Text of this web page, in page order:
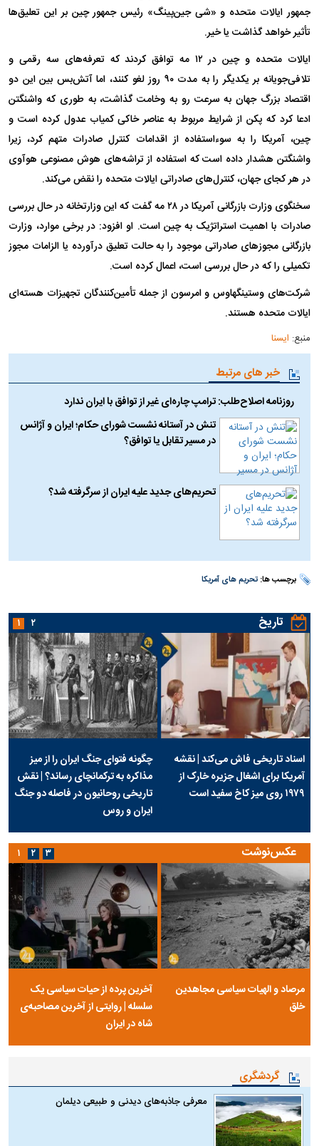
جمهور ایالات متحده و «شی جین‌پینگ» رئیس جمهور چین بر این تعلیق‌ها
تأثیر خواهد گذاشت یا خیر.
ایالات متحده و چین در ۱۲ مه توافق کردند که تعرفه‌های سه رقمی و
تلافی‌جویانه بر یکدیگر را به مدت ۹۰ روز لغو کنند، اما آتش‌بس بین این دو
اقتصاد بزرگ جهان به سرعت رو به وخامت گذاشت، به طوری که واشنگتن
ادعا کرد که پکن از شرایط مربوط به عناصر خاکی کمیاب عدول کرده است و
چین، آمریکا را به سوءاستفاده از اقدامات کنترل صادرات متهم کرد، زیرا
واشنگتن هشدار داده است که استفاده از تراشه‌های هوش مصنوعی هوآوی
در هر کجای جهان، کنترل‌های صادراتی ایالات متحده را نقض می‌کند.
سخنگوی وزارت بازرگانی آمریکا در ۲۸ مه گفت که این وزارتخانه در حال بررسی
صادرات با اهمیت استراتژیک به چین است. او افزود: در برخی موارد، وزارت
بازرگانی مجوز‌های صادراتی موجود را به حالت تعلیق درآورده یا الزامات مجوز
تکمیلی را که در حال بررسی است، اعمال کرده است.
شرکت‌های وستینگهاوس و امرسون از جمله تأمین‌کنندگان تجهیزات هسته‌ای
ایالات متحده هستند.
منبع: ایسنا
خبر های مرتبط
روزنامه اصلاح‌طلب: ترامپ چاره‌ای غیر از توافق با ایران ندارد
تنش در آستانه نشست شورای حکام؛ ایران و آژانس
در مسیر تقابل یا توافق؟
تحریم‌های جدید علیه ایران از سرگرفته شد؟
برچسب ها:تحریم های آمریکا
تاریخ
اسناد تاریخی فاش می‌کند | نقشه
آمریکا برای اشغال جزیره خارک از
۱۹۷۹ روی میز کاخ سفید است
چگونه فتوای جنگ ایران را از میز
مذاکره به ترکمانچای رساند؟ | نقش
تاریخی روحانیون در فاصله دو جنگ
ایران و روس
۱ ۲
عکس‌نوشت
مرصاد و الهیات سیاسی مجاهدین
خلق
آخرین پرده از حیات سیاسی یک
سلسله | روایتی از آخرین مصاحبه‌ی
شاه در ایران
۱ ۲ ۳
گردشگری
معرفی جاذبه‌های دیدنی و طبیعی دیلمان